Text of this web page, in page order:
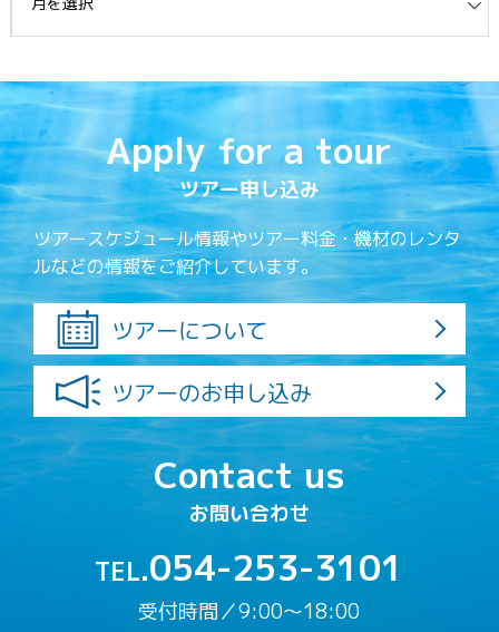
Apply for a tour
ツアー申し込み
ツアースケジュール情報やツアー料金・機材のレンタ
ルなどの情報をご紹介しています。
ツアーについて
ツアーのお申し込み
Contact us
お問い合わせ
TEL.054-253-3101
受付時間／9:00〜18:00